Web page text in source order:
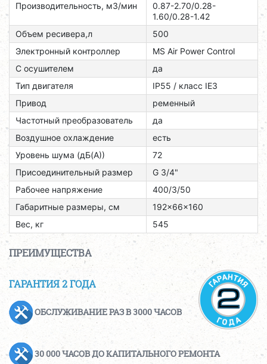
Производительность, м3/мин
0.87-2.70/0.28-
1.60/0.28-1.42
Объем ресивера,л
500
Электронный контроллер
MS Air Power Control
С осушителем
да
Тип двигателя
ІР55 / класс ІЕЗ
Привод
ременный
Частотный преобразователь
да
Воздушное охлаждение
есть
Уровень шума (дБ(А))
72
Присоединительный размер
G 3/4"
Рабочее напряжение
400/3/50
Габаритные размеры, см
192x66x160
Вес, кг
545
ПРЕИМУЩЕСТВА
ГАРАНТИЯ 2 ГОДА
ОБСЛУЖИВАНИЕ РАЗ В 3000 ЧАСОВ
30 000 ЧАСОВ ДО КАПИТАЛЬНОГО РЕМОНТА